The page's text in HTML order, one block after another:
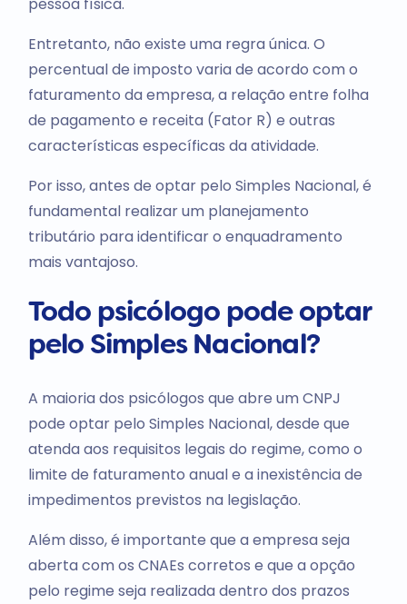
pessoa física.
Entretanto, não existe uma regra única. O
percentual de imposto varia de acordo com o
faturamento da empresa, a relação entre folha
de pagamento e receita (Fator R) e outras
características específicas da atividade.
Por isso, antes de optar pelo Simples Nacional, é
fundamental realizar um planejamento
tributário para identificar o enquadramento
mais vantajoso.
Todo psicólogo pode optar
pelo Simples Nacional?
A maioria dos psicólogos que abre um CNPJ
pode optar pelo Simples Nacional, desde que
atenda aos requisitos legais do regime, como o
limite de faturamento anual e a inexistência de
impedimentos previstos na legislação.
Além disso, é importante que a empresa seja
aberta com os CNAEs corretos e que a opção
pelo regime seja realizada dentro dos prazos